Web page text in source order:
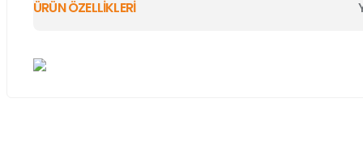
ÜRÜN ÖZELLİKLERİ